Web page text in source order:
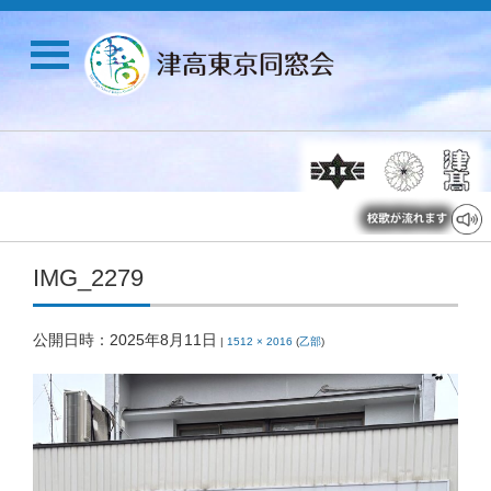
IMG_2279
公開日時： 2025年8月11日 | 1512 × 2016 (乙部)